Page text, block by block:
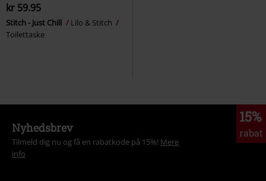
kr 59.95
Stitch - Just Chill
Lilo & Stitch
Toilettaske
15%
rabat
Nyhedsbrev
Tilmeld dig nu og få en rabatkode på 15%! Mere
info